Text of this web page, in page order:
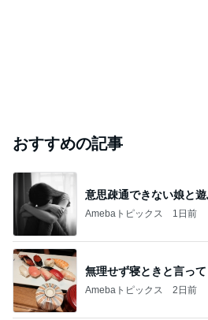
おすすめの記事
意思疎通できない娘と
Amebaトピックス 1日前
無理せず寝ときと言っ
Amebaトピックス 2日前